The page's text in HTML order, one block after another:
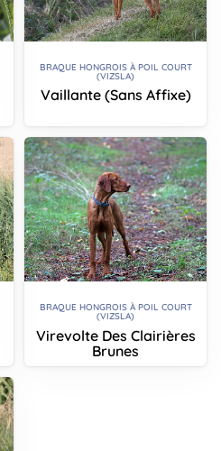
BRAQUE HONGROIS À POIL COURT
(VIZSLA)
Vaillante (Sans Affixe)
BRAQUE HONGROIS À POIL COURT
(VIZSLA)
Virevolte Des Clairières
Brunes